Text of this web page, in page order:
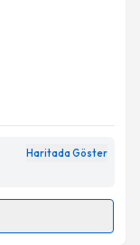
Haritada Göster